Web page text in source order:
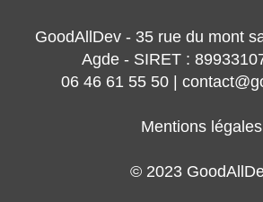
GoodAllDev - 35 rue du mont
Agde - SIRET :
06 46 61 55 50 |
Mentions légales
© 2023